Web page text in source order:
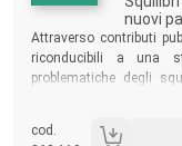
nuovi
Sommario:
Attraverso contributi
riconducibili a una
problematiche degli
insufficiente
Gravi inadeguatezze
cod.